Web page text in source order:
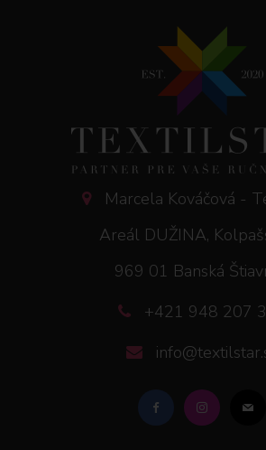
Marcela Kováčová -
Areál DUŽINA,
969 01 Banská
+421 948 207